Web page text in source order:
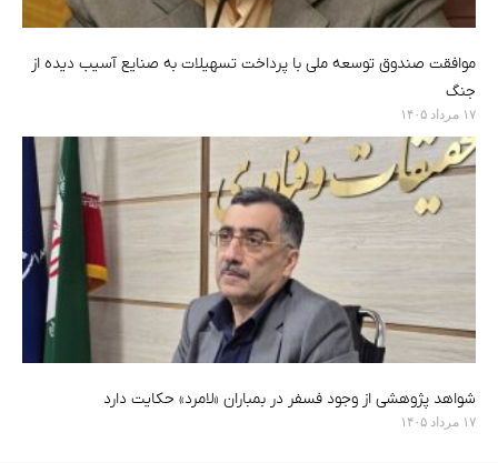
موافقت صندوق توسعه ملی با پرداخت تسهیلات به صنایع آسیب دیده از
جنگ
۱۷ مرداد ۱۴۰۵
شواهد پژوهشی از وجود فسفر در بمباران «لامرد» حکایت دارد
۱۷ مرداد ۱۴۰۵